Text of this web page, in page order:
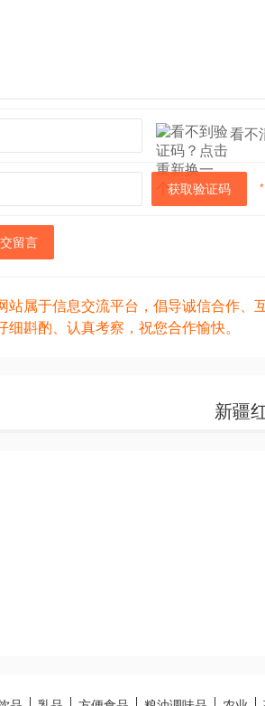
看不
获取验证码 *
留言
站属于信息交流平台，倡导诚信合作、
细斟酌、认真考察，祝您合作愉快。
新疆